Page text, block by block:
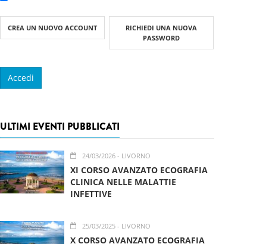
CREA UN NUOVO ACCOUNT
RICHIEDI UNA NUOVA
PASSWORD
ULTIMI EVENTI PUBBLICATI
24/03/2026- LIVORNO
XI CORSO AVANZATO ECOGRAFIA
CLINICA NELLE MALATTIE
INFETTIVE
25/03/2025- LIVORNO
X CORSO AVANZATO ECOGRAFIA